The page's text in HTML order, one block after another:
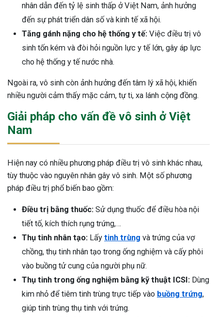
nhân dẫn đến tỷ lệ sinh thấp ở Việt Nam, ảnh hưởng
đến sự phát triển dân số và kinh tế xã hội.
Tăng gánh nặng cho hệ thống y tế: Việc điều trị vô
sinh tốn kém và đòi hỏi nguồn lực y tế lớn, gây áp lực
cho hệ thống y tế nước nhà.
Ngoài ra, vô sinh còn ảnh hưởng đến tâm lý xã hội, khiến
nhiều người cảm thấy mặc cảm, tự ti, xa lánh cộng đồng.
Giải pháp cho vấn đề vô sinh ở Việt
Nam
Hiện nay có nhiều phương pháp điều trị vô sinh khác nhau,
tùy thuộc vào nguyên nhân gây vô sinh. Một số phương
pháp điều trị phổ biến bao gồm:
Điều trị bằng thuốc: Sử dụng thuốc để điều hòa nội
tiết tố, kích thích rụng trứng,…
Thụ tinh nhân tạo: Lấy tinh trùng và trứng của vợ
chồng, thụ tinh nhân tạo trong ống nghiệm và cấy phôi
vào buồng tử cung của người phụ nữ.
Thụ tinh trong ống nghiệm bằng kỹ thuật ICSI: Dùng
kim nhỏ để tiêm tinh trùng trực tiếp vào buồng trứng,
giúp tinh trùng thụ tinh với trứng.